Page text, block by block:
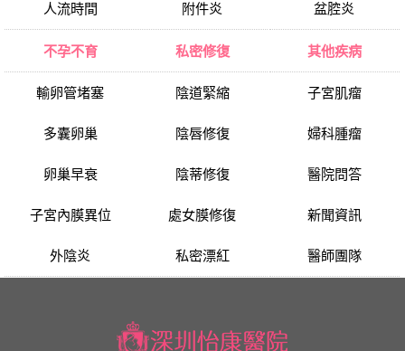
人流時間 附件炎 盆腔炎
不孕不育
輸卵管堵塞
多囊卵巢
卵巢早衰
子宮內膜異位
外陰炎
私密修復
陰道緊縮
陰唇修復
陰蒂修復
處女膜修復
私密漂紅
其他疾病
子宮肌瘤
婦科腫瘤
醫院問答
新聞資訊
醫師團隊